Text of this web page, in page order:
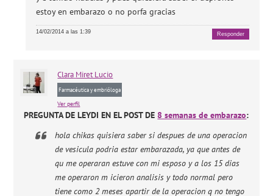
estoy en embarazo o no porfa gracias
14/02/2014 a las 1:39 Responder
Clara Miret Lucio
Farmacéutica y embrióloga
Ver perfil
PREGUNTA DE LEYDI EN EL POST DE 8 semanas de embarazo:
hola chikas quisiera saber si despues de una operacion
de vesicula podria estar embarazada, ya que antes de
qu me operaran estuve con mi esposo y a los 15 dias
me operaron m icieron analisis y todo normal pero
tiene como 2 meses apartir de la operacion q no tengo